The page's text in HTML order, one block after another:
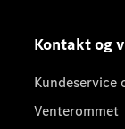
Kontakt og
Kundeservice
Venterommet